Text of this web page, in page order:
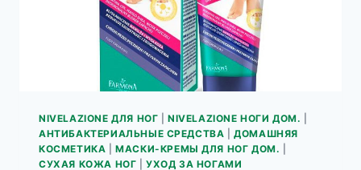
NIVELAZIONE ДЛЯ НОГ |NIVELAZIONE НОГИ ДОМ.
АНТИБАКТЕРИАЛЬНЫЕ СРЕДСТВА |ДОМАШНЯЯ
КОСМЕТИКА |МАСКИ-КРЕМЫ ДЛЯ НОГ ДОМ.
СУХАЯ КОЖА НОГ |УХОД ЗА НОГАМИ